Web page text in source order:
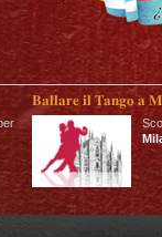
Ballare il Tango a